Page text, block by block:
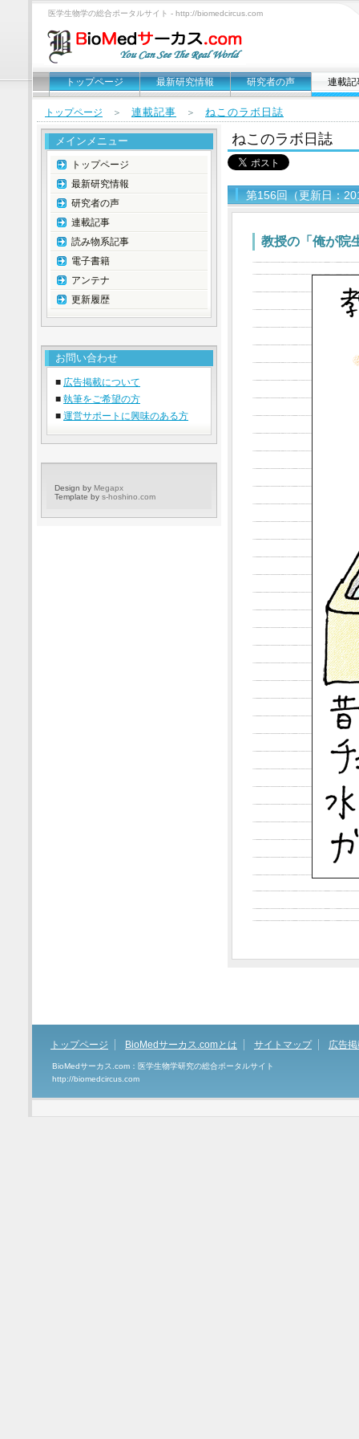
医学生物学の総合ポータルサイト - http://biomedcircus.com
トップページ 最新研究情報 研究者の声 連載記
トップページ ＞ 連載記事 ＞ ねこのラボ日誌
ねこのラボ日誌
第156回（更新日：
教授の「俺が院
メインメニュー
トップページ
最新研究情報
研究者の声
連載記事
読み物系記事
電子書籍
アンテナ
更新履歴
お問い合わせ
■ 広告掲載について
■ 執筆をご希望の方
■ 運営サポートに興味のある方
Design by Megapx
Template by s-hoshino.com
トップページ BioMedサーカス.comとは サイトマップ 広告
BioMedサーカス.com：医学生物学研究の総合ポータルサイト
http://biomedcircus.com